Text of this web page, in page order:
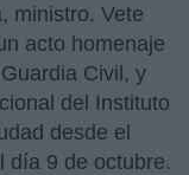
ministro. Vete
acto homenaje
Civil, y
del Instituto
desde el
día 9 de octubre.